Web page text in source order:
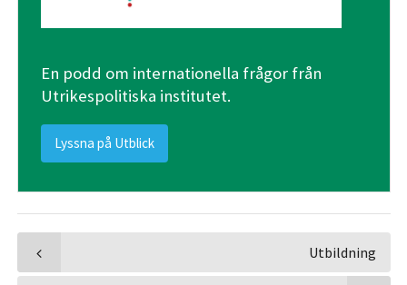
En podd om internationella frågor från
Utrikespolitiska institutet.
Lyssna på Utblick
Utbildning